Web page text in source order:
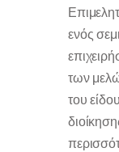
ενός
των
του